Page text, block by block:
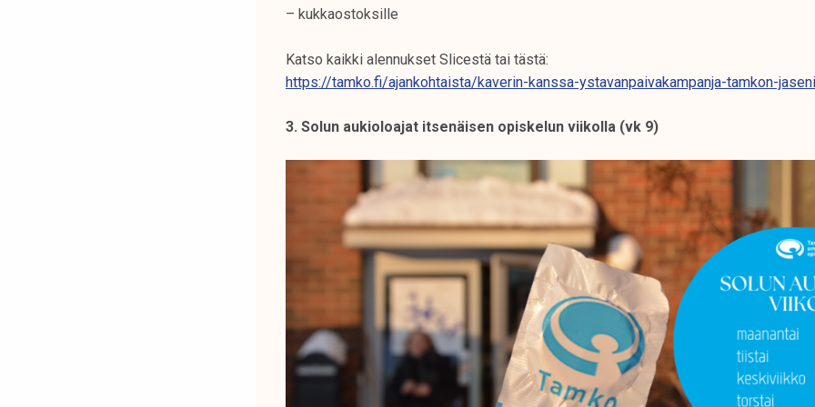
– kukkaostoksille
Katso kaikki alennukset Slicestä tai tästä:
https://tamko.fi/ajankohtaista/kaverin-kanssa-ystavanpaivakampanja-tamkon-
3. Solun aukioloajat itsenäisen opiskelun viikolla (vk 9)